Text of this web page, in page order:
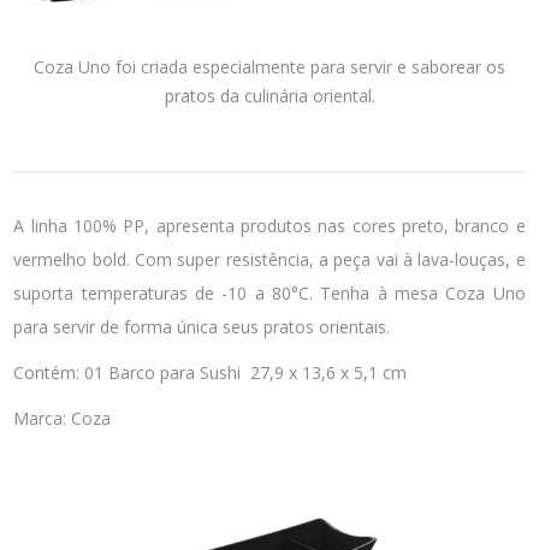
Coza Uno foi criada especialmente para servir e saborear os
pratos da culinária oriental.
A linha 100% PP, apresenta produtos nas cores preto, branco e
vermelho bold. Com super resistência, a peça vai à lava-louças, e
suporta temperaturas de -10 a 80°C. Tenha à mesa Coza Uno
para servir de forma única seus pratos orientais.
Contém: 01 Barco para Sushi 27,9 x 13,6 x 5,1 cm
Marca: Coza